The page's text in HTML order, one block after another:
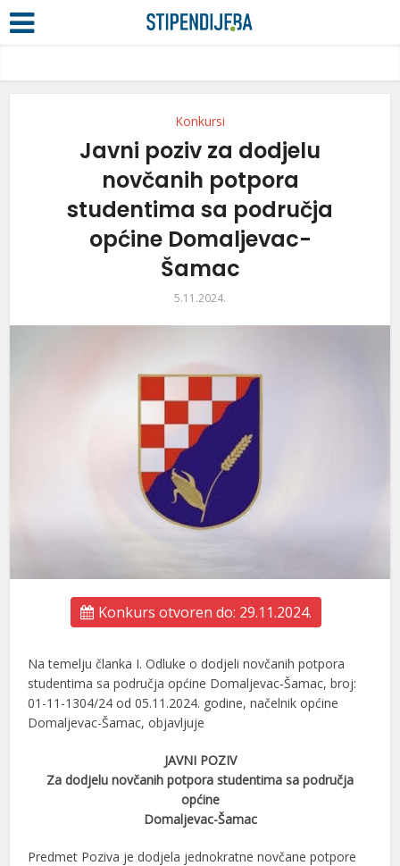
Konkursi
Javni poziv za dodjelu
novčanih potpora
studentima sa područja
općine Domaljevac-
Šamac
5.11.2024.
Konkurs otvoren do: 29.11.2024.
Na temelju članka I. Odluke o dodjeli novčanih potpora
studentima sa područja općine Domaljevac-Šamac, broj:
01-11-1304/24 od 05.11.2024. godine, načelnik općine
Domaljevac-Šamac, objavljuje
JAVNI POZIV
Za dodjelu novčanih potpora studentima sa područja
općine
Domaljevac-Šamac
Predmet Poziva je dodjela jednokratne novčane potpore